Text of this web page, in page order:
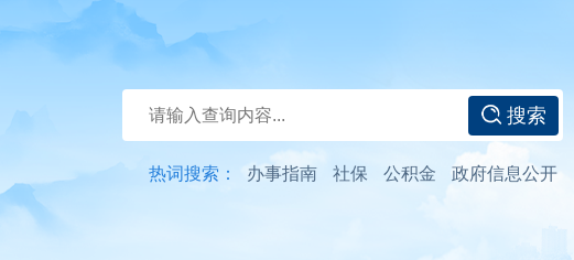
搜索
热词搜索： 办事指南 社保 公积金 政府信息公开